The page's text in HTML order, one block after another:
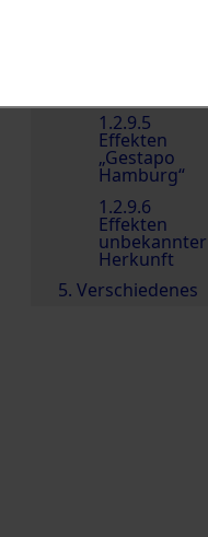
1.2.9.5
Effekten
„Gestapo
Hamburg“
1.2.9.6
Effekten
unbekannter
Herkunft
5. Verschiedenes